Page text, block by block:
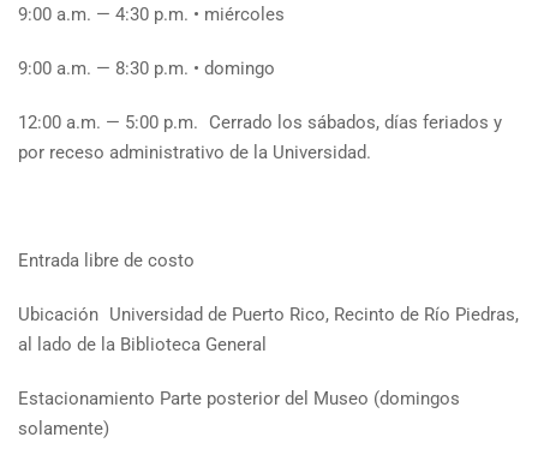
9:00 a.m. — 4:30 p.m. • miércoles
9:00 a.m. — 8:30 p.m. • domingo
12:00 a.m. — 5:00 p.m. Cerrado los sábados, días feriados y
por receso administrativo de la Universidad.
Entrada libre de costo
Ubicación Universidad de Puerto Rico, Recinto de Río Piedras,
al lado de la Biblioteca General
Estacionamiento Parte posterior del Museo (domingos
solamente)